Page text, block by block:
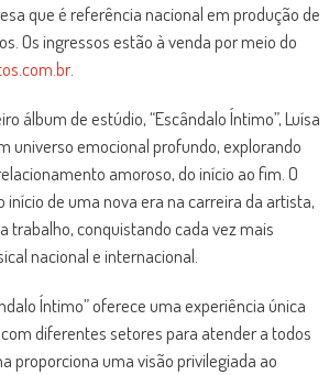
que é referência nacional em produção de
Os ingressos estão à venda por meio do
.
álbum de estúdio, “Escândalo Íntimo”, Luísa
universo emocional profundo, explorando
amoroso, do início ao fim. O
de uma nova era na carreira da artista,
trabalho, conquistando cada vez mais
nacional e internacional.
Íntimo” oferece uma experiência única
diferentes setores para atender a todos
proporciona uma visão privilegiada ao